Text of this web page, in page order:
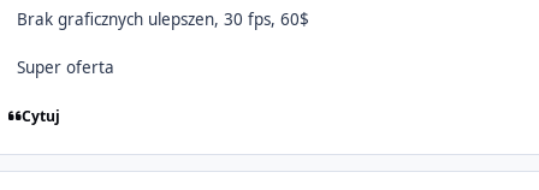
Brak graficznych ulepszen, 30 fps, 60$
Super oferta
Cytuj